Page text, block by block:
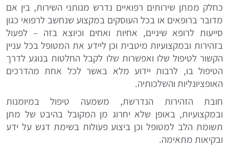
כחלק ממתן שירותים רפואיים נדרש מנותני השירות, בין אם
מדובר ברופאים או בכל העוסקים במקצוע שנחשב לרפואי כגון
סייעות לרופא שיניים, אחיות ואחים וכיוצא בזה – לפעול
בזהירות ובמקצועיות מיטבית וכן ליידע את המטופל בכל עניין
הקשור לטיפול שלו ואפשרות שלו לקבל החלטות בנוגע לדרך
הטיפול בו, לרבות יידוע מלא באשר לכל אחת מהדרכים
האופציונליות והשלכותיה.
חובת הזהירות הנדרשת, משמעה טיפול במיומנות
ובמקצועיות, באופן שלא יחרוג מן המקובל בהיבט של מתן
תשומת הלב למטופל וכן ביצוע פעולות בשימת דגש על ידע
ובקיאות מתאימה.